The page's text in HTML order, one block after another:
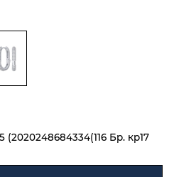
(2020248684334(116 Бр. кр17